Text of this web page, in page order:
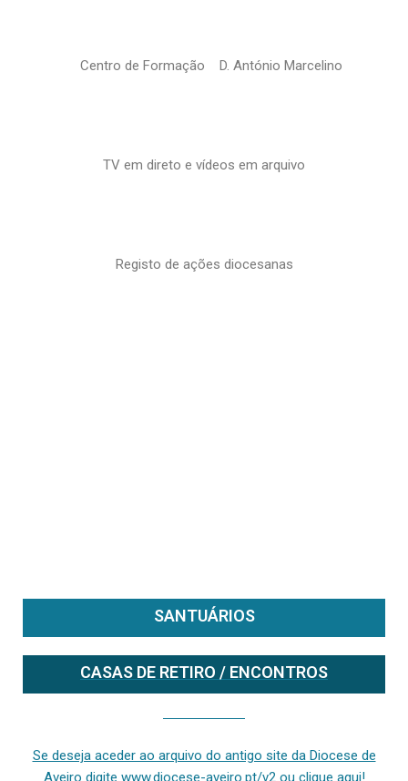
Centro de Formação D. António Marcelino
TV em direto e vídeos em arquivo
Registo de ações diocesanas
SANTUÁRIOS
CASAS DE RETIRO / ENCONTROS
Se deseja aceder ao arquivo do antigo site da Diocese de
Aveiro digite www.diocese-aveiro.pt/v2 ou clique aqui!